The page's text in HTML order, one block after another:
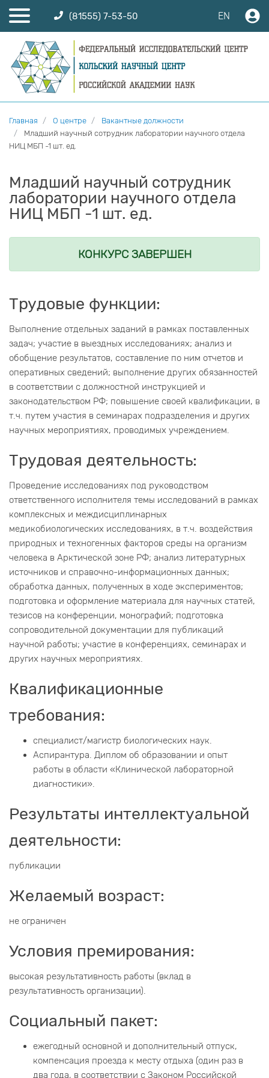
(81555) 7-53-50 EN
Главная О центре
Вакантные должности
Младший научный сотрудник лаборатории научного отдела
НИЦ МБП -1 шт. ед.
Младший научный сотрудник
лаборатории научного отдела
НИЦ МБП -1 шт. ед.
КОНКУРС ЗАВЕРШЕН
Трудовые функции:
Выполнение отдельных заданий в рамках поставленных
задач; участие в выездных исследованиях; анализ и
обобщение результатов, составление по ним отчетов и
оперативных сведений; выполнение других обязанностей
в соответствии с должностной инструкцией и
законодательством РФ; повышение своей квалификации, в
т.ч. путем участия в семинарах подразделения и других
научных мероприятиях, проводимых учреждением.
Трудовая деятельность:
Проведение исследованиях под руководством
ответственного исполнителя темы исследований в рамках
комплексных и междисциплинарных
медикобиологических исследованиях, в т.ч. воздействия
природных и техногенных факторов среды на организм
человека в Арктической зоне РФ; анализ литературных
источников и справочно-информационных данных;
обработка данных, полученных в ходе экспериментов;
подготовка и оформление материала для научных статей,
тезисов на конференции, монографий; подготовка
сопроводительной документации для публикаций
научной работы; участие в конференциях, семинарах и
других научных мероприятиях.
Квалификационные
требования:
специалист/магистр биологических наук.
Аспирантура. Диплом об образовании и опыт
работы в области «Клинической лабораторной
диагностики».
Результаты интеллектуальной
деятельности:
публикации
Желаемый возраст:
не ограничен
Условия премирования:
высокая результативность работы (вклад в
результативность организации).
Социальный пакет:
ежегодный основной и дополнительный отпуск,
компенсация проезда к месту отдыха (один раз в
два года, в соответствии с Законом Российской